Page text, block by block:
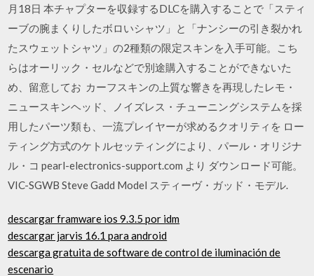
月18日 本チャプターを収録するDLCを購入することで「スティ
ーブの腕まくりしたボロいシャツ」と「ナンシーの引き裂かれ
たスウェットシャツ」の2種類の限定スキンを入手可能。こち
らはオーリック・セルなどで別途購入することができないた
め、留意してお カーフスキンの上質な響きを再現したレモ・
ニュースキンヘッド、ノイズレス・チューニングシステムを採
用したパーツ類も、一流プレイヤーが求めるクオリティを ロー
ティング方式のケトルセッティングにより、パール・オリジナ
ル・コ pearl-electronics-support.com より ダウンロード可能。
VIC-SGWB Steve Gadd Model スティーヴ・ガッド・モデル.
descargar framware ios 9.3.5 por idm
descargar jarvis 16.1 para android
descarga gratuita de software de control de iluminación de
escenario